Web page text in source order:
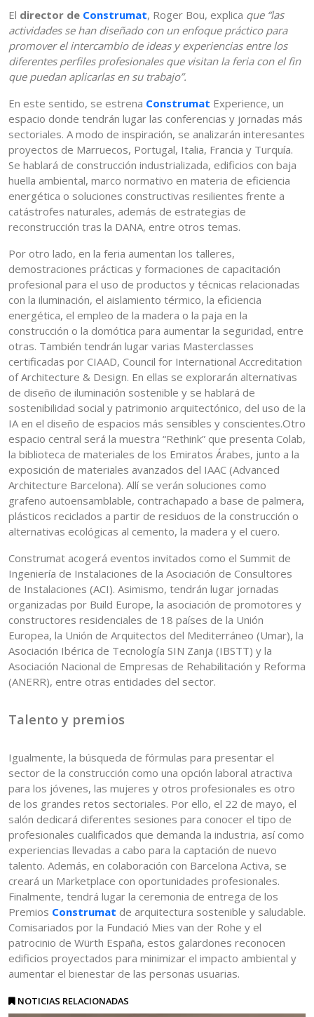
El director de Construmat, Roger Bou, explica que“las
actividades se han diseñado con un enfoque práctico para
promover el intercambio de ideas y experiencias entre los
diferentes perfiles profesionales que visitan la feria con el fin
que puedan aplicarlas en su trabajo”.
En este sentido, se estrena Construmat Experience, un
espacio donde tendrán lugar las conferencias y jornadas más
sectoriales. A modo de inspiración, se analizarán interesantes
proyectos de Marruecos, Portugal, Italia, Francia y Turquía.
Se hablará de construcción industrializada, edificios con baja
huella ambiental, marco normativo en materia de eficiencia
energética o soluciones constructivas resilientes frente a
catástrofes naturales, además de estrategias de
reconstrucción tras la DANA, entre otros temas.
Por otro lado, en la feria aumentan los talleres,
demostraciones prácticas y formaciones de capacitación
profesional para el uso de productos y técnicas relacionadas
con la iluminación, el aislamiento térmico, la eficiencia
energética, el empleo de la madera o la paja en la
construcción o la domótica para aumentar la seguridad, entre
otras. También tendrán lugar varias Masterclasses
certificadas por CIAAD, Council for International Accreditation
of Architecture & Design. En ellas se explorarán alternativas
de diseño de iluminación sostenible y se hablará de
sostenibilidad social y patrimonio arquitectónico, del uso de la
IA en el diseño de espacios más sensibles y conscientes.Otro
espacio central será la muestra “Rethink” que presenta Colab,
la biblioteca de materiales de los Emiratos Árabes, junto a la
exposición de materiales avanzados del IAAC (Advanced
Architecture Barcelona). Allí se verán soluciones como
grafeno autoensamblable, contrachapado a base de palmera,
plásticos reciclados a partir de residuos de la construcción o
alternativas ecológicas al cemento, la madera y el cuero.
Construmat acogerá eventos invitados como el Summit de
Ingeniería de Instalaciones de la Asociación de Consultores
de Instalaciones (ACI). Asimismo, tendrán lugar jornadas
organizadas por Build Europe, la asociación de promotores y
constructores residenciales de 18 países de la Unión
Europea, la Unión de Arquitectos del Mediterráneo (Umar), la
Asociación Ibérica de Tecnología SIN Zanja (IBSTT) y la
Asociación Nacional de Empresas de Rehabilitación y Reforma
(ANERR), entre otras entidades del sector.
Talento y premios
Igualmente, la búsqueda de fórmulas para presentar el
sector de la construcción como una opción laboral atractiva
para los jóvenes, las mujeres y otros profesionales es otro
de los grandes retos sectoriales. Por ello, el 22 de mayo, el
salón dedicará diferentes sesiones para conocer el tipo de
profesionales cualificados que demanda la industria, así como
experiencias llevadas a cabo para la captación de nuevo
talento. Además, en colaboración con Barcelona Activa, se
creará un Marketplace con oportunidades profesionales.
Finalmente, tendrá lugar la ceremonia de entrega de los
Premios Construmat de arquitectura sostenible y saludable.
Comisariados por la Fundació Mies van der Rohe y el
patrocinio de Würth España, estos galardones reconocen
edificios proyectados para minimizar el impacto ambiental y
aumentar el bienestar de las personas usuarias.
NOTICIAS RELACIONADAS